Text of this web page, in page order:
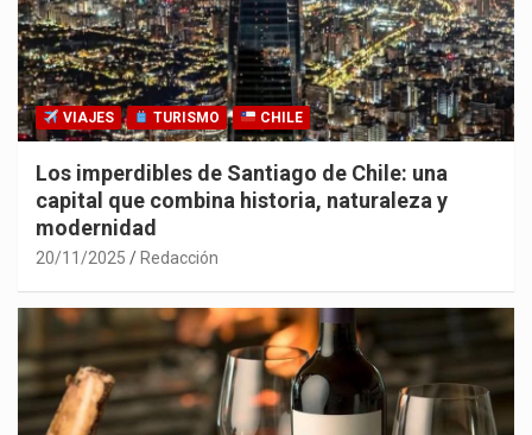
VIAJES TURISMO CHILE
Los imperdibles de Santiago de Chile: una
capital que combina historia, naturaleza y
modernidad
20/11/2025 Redacción